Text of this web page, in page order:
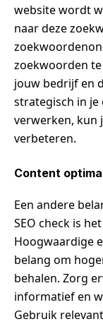
website wordt
naar deze
zoekwoorden
jouw bedrijf en
strategisch in
verwerken, kun
verbeteren.
Content
Een andere
SEO check is
Hoogwaardige
belang om
behalen. Zorg
informatief en
Gebruik